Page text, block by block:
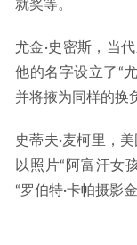
就奖等。
尤金·史密斯，当
他的名字设立了“
并将掖为同样的换
史蒂夫·麦柯里，
以照片“阿富汗女
“罗伯特·卡帕摄影